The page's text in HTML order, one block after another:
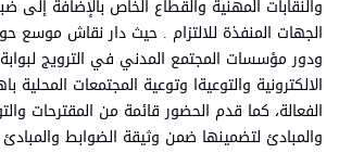
والنقابات المهنية والقطاع الخاص بالإضافة إلى
الجهات المنفذة للالتزام . حيث دار نقاش موسع
ودور مؤسسات المجتمع المدني في الترويج
الالكترونية والتوعيةا وتوعية المجتمعات المحلية
الفعالة، كما قدم الحضور قائمة من المقترحات
والمبادئ لتضمينها ضمن وثيقة الضوابط والمبادئ